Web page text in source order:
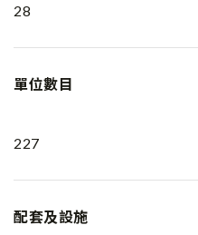
28
單位數目
227
配套及設施